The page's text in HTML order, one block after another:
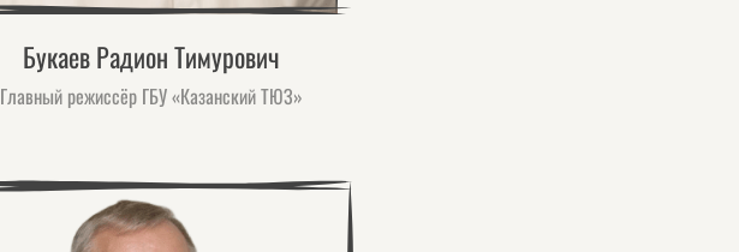
Букаев Радион Тимурович
Главный режиссёр ГБУ «Казанский ТЮЗ»